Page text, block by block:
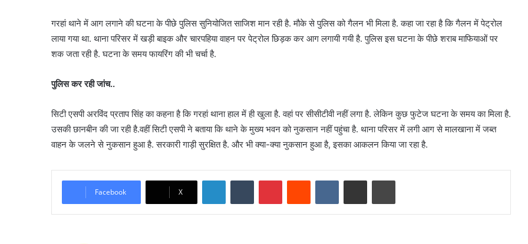
गरहां थाने में आग लगाने की घटना के पीछे पुलिस सुनियोजित साजिश मान रही है. मौके से पुलिस को गैलन भी मिला है. कहा जा रहा है कि गैलन में पेट्रोल
लाया गया था. थाना परिसर में खड़ी बाइक और चारपहिया वाहन पर पेट्रोल छिड़क कर आग लगायी गयी है. पुलिस इस घटना के पीछे शराब माफियाओं पर
शक जता रही है. घटना के समय फायरिंग की भी चर्चा है.
पुलिस कर रही जांच..
सिटी एसपी अरविंद प्रताप सिंह का कहना है कि गरहां थाना हाल में ही खुला है. वहां पर सीसीटीवी नहीं लगा है. लेकिन कुछ फुटेज घटना के समय का मिला है.
उसकी छानबीन की जा रही है.वहीं सिटी एसपी ने बताया कि थाने के मुख्य भवन को नुकसान नहीं पहुंचा है. थाना परिसर में लगी आग से मालखाना में जब्त
वाहन के जलने से नुकसान हुआ है. सरकारी गाड़ी सुरक्षित है. और भी क्या-क्या नुकसान हुआ है, इसका आकलन किया जा रहा है.
Facebook X
LinkedInTumblr PinterestReddit VKontakteShare via Email Print